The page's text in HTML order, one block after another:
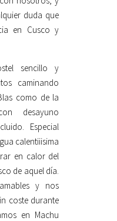
duda que
en Cusco y
sencillo y
caminando
como de la
desayuno
Especial
calentiiisima
en calor del
de aquel día.
y nos
coste durante
en Machu